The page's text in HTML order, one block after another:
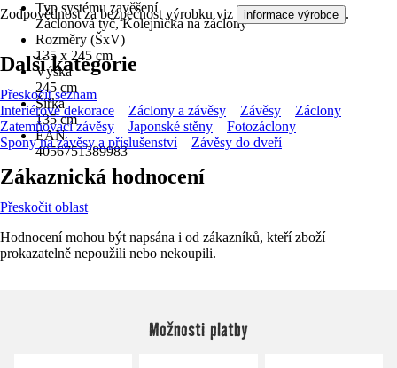
Typ systému zavěšení
Záclonová tyč, Kolejnička na záclony
Rozměry (ŠxV)
135 x 245 cm
Výška
245 cm
Šířka
135 cm
EAN
4056751389983
Zodpovědnost za bezpečnost výrobku viz informace výrobce .
Další kategorie
Přeskočit seznam
Interiérové dekorace
Záclony a závěsy Závěsy
Záclony
Zatemňovací závěsy
Japonské stěny
Fotozáclony
Spony na závěsy a příslušenství
Závěsy do dveří
Zákaznická hodnocení
Přeskočit oblast
Hodnocení mohou být napsána i od zákazníků, kteří zboží
prokazatelně nepoužili nebo nekoupili.
Možnosti platby